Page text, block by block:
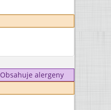
Obsahuje alergeny